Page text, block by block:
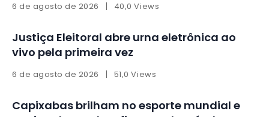
6 de agosto de 2026 40,0 Views
Justiça Eleitoral abre urna eletrônica ao
vivo pela primeira vez
6 de agosto de 2026 51,0 Views
Capixabas brilham no esporte mundial e